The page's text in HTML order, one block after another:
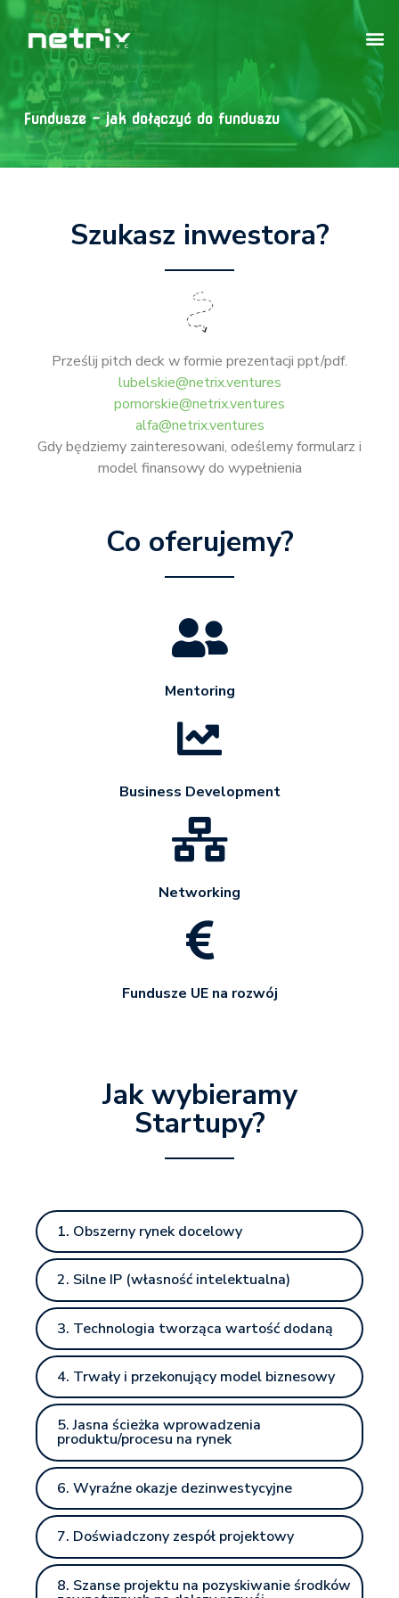
Fundusze – jak dołączyć do funduszu
Szukasz inwestora?
Prześlij pitch deck w formie prezentacji ppt/pdf.
lubelskie@netrix.ventures
pomorskie@netrix.ventures
alfa@netrix.ventures
Gdy będziemy zainteresowani, odeślemy formularz i
model finansowy do wypełnienia
Co oferujemy?
Mentoring
Business Development
Networking
Fundusze UE na rozwój
Jak wybieramy
Startupy?
1. Obszerny rynek docelowy
2. Silne IP (własność intelektualna)
3. Technologia tworząca wartość dodaną
4. Trwały i przekonujący model biznesowy
5. Jasna ścieżka wprowadzenia
produktu/procesu na rynek
6. Wyraźne okazje dezinwestycyjne
7. Doświadczony zespół projektowy
8. Szanse projektu na pozyskiwanie środków